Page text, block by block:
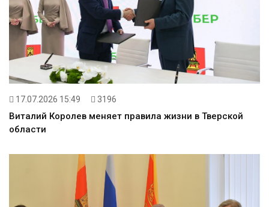
17.07.2026 15:49 3196
Виталий Королев меняет правила жизни в Тверской
области